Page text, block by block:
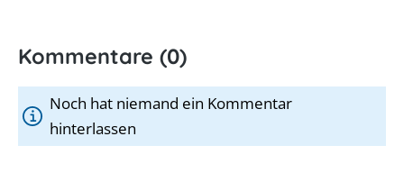
Kommentare (0)
Noch hat niemand ein Kommentar
hinterlassen